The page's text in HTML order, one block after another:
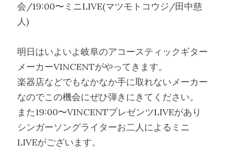
会/19:00〜ミニLIVE(マツモトコウジ/田中慈
人)
明日はいよいよ岐阜のアコースティックギター
メーカーVINCENTがやってきます。
楽器店などでもなかなか手に取れないメーカー
なのでこの機会にぜひ弾きにきてください。
また19:00〜VINCENTプレゼンツLIVEがあり
シンガーソングライターお二人によるミニ
LIVEがございます。